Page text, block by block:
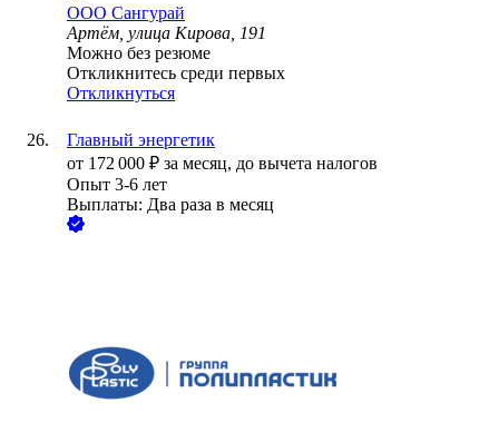
ООО Сангурай
Артём, улица Кирова, 191
Можно без резюме
Откликнитесь среди первых
Откликнуться
Главный энергетик
от 172 000 ₽ за месяц, до вычета налогов
Опыт 3-6 лет
Выплаты: Два раза в месяц